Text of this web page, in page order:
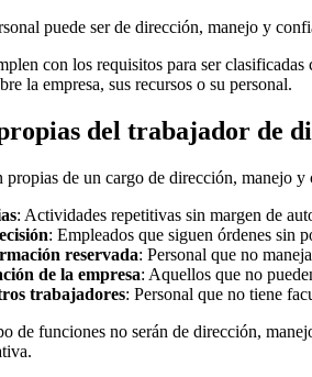
puede ser de dirección, manejo y
con los requisitos para ser
la empresa, sus recursos o su personal.
del trabajador de
de un cargo de dirección, manejo y
: Actividades repetitivas sin margen de
: Empleados que siguen órdenes sin
reservada: Personal que no
de la empresa: Aquellos que no
trabajadores: Personal que no tiene
de funciones no serán de dirección,